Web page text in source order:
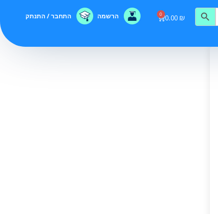
0.00 ₪
0 הרשמה התחבר / התנתק